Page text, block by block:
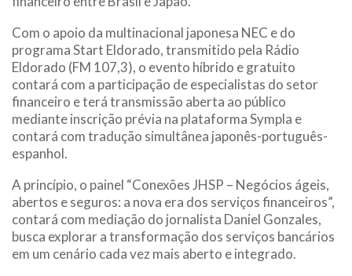
Com o apoio da multinacional japonesa NEC e do
programa Start Eldorado, transmitido pela Rádio
Eldorado (FM 107,3), o evento híbrido e gratuito
contará com a participação de especialistas do setor
financeiro e terá transmissão aberta ao público
mediante inscrição prévia na plataforma Sympla e
contará com tradução simultânea japonês-português-
espanhol.
A princípio, o painel “Conexões JHSP – Negócios ágeis,
abertos e seguros: a nova era dos serviços financeiros”,
contará com mediação do jornalista Daniel Gonzales,
busca explorar a transformação dos serviços bancários
em um cenário cada vez mais aberto e integrado.